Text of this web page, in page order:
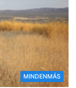
MINDENMÁS